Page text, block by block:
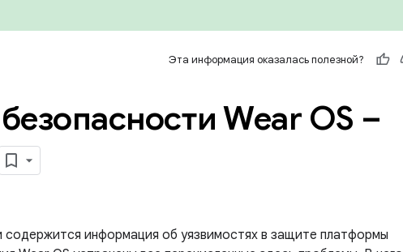
Эта информация оказалась полезной?
Wear OS –
информация об уязвимостях в защите платформы